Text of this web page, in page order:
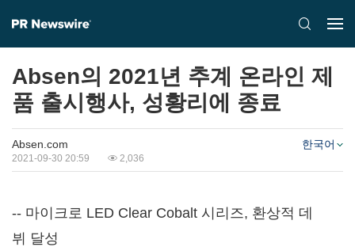
Absen의 2021년 추계 온라인 제
품 출시행사, 성황리에 종료
Absen.com
2021-09-30 20:59 2,036
한국어
-- 마이크로 LED Clear Cobalt 시리즈, 환상적 데
뷔 달성